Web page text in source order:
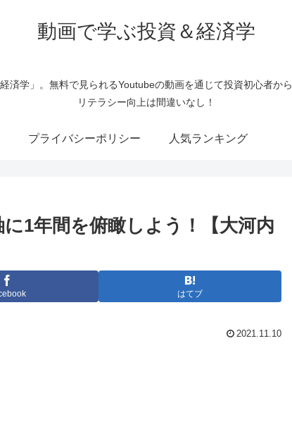
動画で学ぶ投資＆経済学
済学」。無料で見られるYoutubeの動画を通じて投資初心者か
リテラシー向上は間違いなし！
プライバシーポリシー 人気ランキング
1年間を俯瞰しよう！【大河内
はてブ
2021.11.10